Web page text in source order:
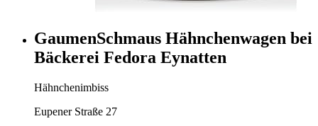
GaumenSchmaus Hähnchenwagen bei
Bäckerei Fedora Eynatten
Hähnchenimbiss
Eupener Straße 27